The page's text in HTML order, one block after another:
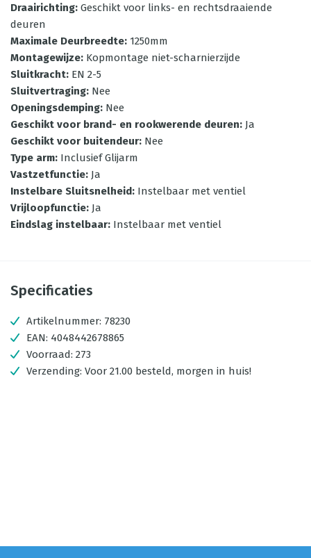
Draairichting: Geschikt voor links- en rechtsdraaiende
deuren
Maximale Deurbreedte: 1250mm
Montagewijze: Kopmontage niet-scharnierzijde
Sluitkracht: EN 2-5
Sluitvertraging: Nee
Openingsdemping: Nee
Geschikt voor brand- en rookwerende deuren: Ja
Geschikt voor buitendeur: Nee
Type arm: Inclusief Glijarm
Vastzetfunctie: Ja
Instelbare Sluitsnelheid: Instelbaar met ventiel
Vrijloopfunctie: Ja
Eindslag instelbaar: Instelbaar met ventiel
Specificaties
Artikelnummer: 78230
EAN: 4048442678865
Voorraad: 273
Verzending: Voor 21.00 besteld, morgen in huis!